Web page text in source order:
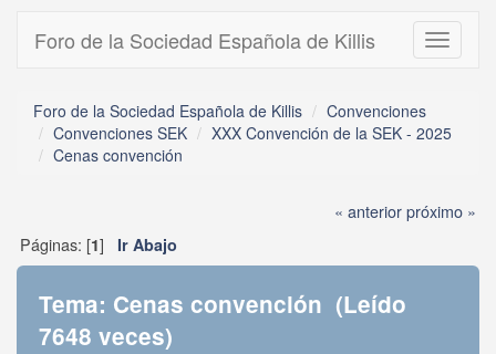
Toggle
Foro de la Sociedad Española de Killis
Foro de la Sociedad Española de Killis
Convenciones
Convenciones SEK
XXX Convención de la SEK - 2025
Cenas convención
« anteriorpróximo »
Páginas: [1] Ir Abajo
Tema: Cenas convención (Leído
7648 veces)